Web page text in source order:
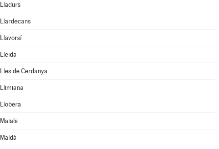
Lladurs
Llardecans
Llavorsí
Lleida
Lles de Cerdanya
Llimiana
Llobera
Maials
Maldà